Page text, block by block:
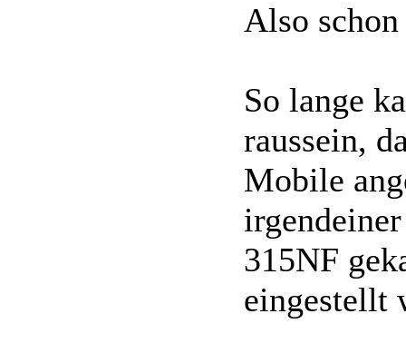
Also
So lange
raussein,
Mobile
315NF
eingestellt